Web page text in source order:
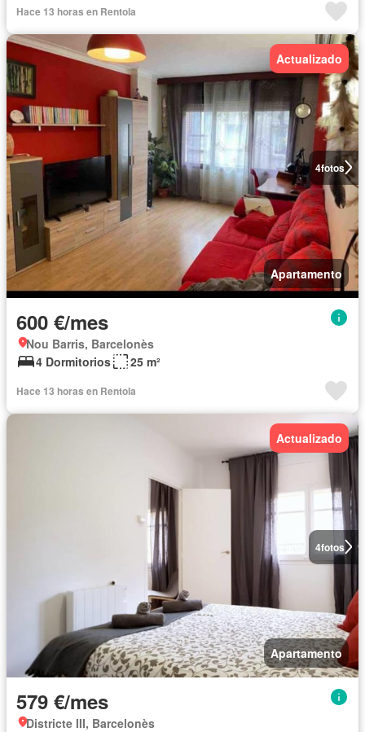
Hace 13 horas en Rentola
4fotos
Actualizado
Apartamento
600 €/mes
Nou Barris, Barcelonès
4 Dormitorios
25 m²
Hace 13 horas en Rentola
4fotos
Actualizado
Apartamento
579 €/mes
Districte III, Barcelonès